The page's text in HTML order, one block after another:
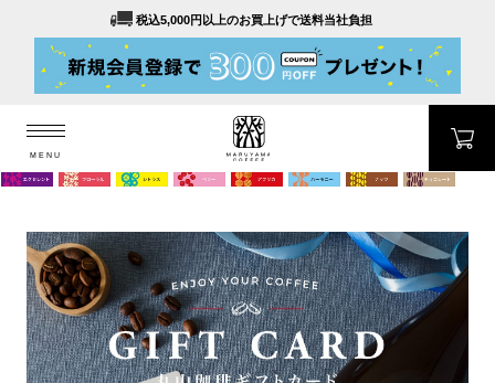
税込5,000円以上のお買上げで送料当社負担
MENU
MENU